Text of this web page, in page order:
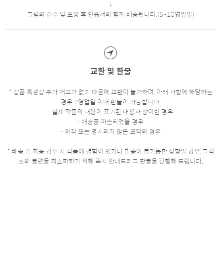
그림의 검수 및 포장 후 인증서와 함께 배송됩니다.(5~10영업일)
교환 및 환불
* 상품 특성상 추가 재고가 없기 때문에 교환이 불가하며, 아래 사항에 해당하는
경우 7영업일 이내 환불이 가능합니다.
- 실제 작품의 내용이 표기된 내용과 상이한 경우
- 배송중 파손되었을 경우
- 위작 또는 명시되지 않은 모작의 경우
* 배송 전 최종 검수 시 작품에 결함이 있거나 발송이 불가능한 상황일 경우, 고객
님의 불편을 최소화하기 위해 즉시 안내드리고 환불을 진행해 드립니다.